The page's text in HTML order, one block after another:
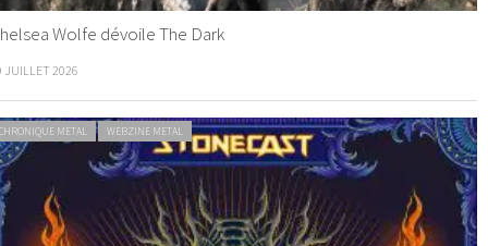
Wolfe dévoile The Dark
JUILLET 2026
METAL WEBZINE METAL